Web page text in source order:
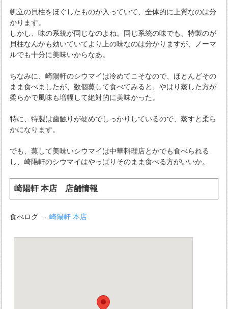
帆立の貝柱をほぐしたものが入っていて、全体的に上質なのは分
かります。
しかし、味の系統が同じなのよね。同じ系統の味でも、特製のが
貝柱なんかも効いていてより上の味なのは分かりますが、ノーマ
ルでも十分に美味いからなあ。
ちなみに、崎陽軒のシウマイは冷めてこそなので、ほとんどその
まま食べましたが、数個蒸して食べてみると、やはり蒸した方が
柔らかで風味も増幅して絶対的に美味かった。
特に、特製は歯触りが硬めでしっかりしているので、蒸すと柔ら
かになります。
でも、蒸して美味いシウマイは中華料理店とかでも食べられる
し、崎陽軒のシウマイはやっぱりそのまま食べる方がいいか。
崎陽軒 本店 店舗情報
食べログ →崎陽軒 本店